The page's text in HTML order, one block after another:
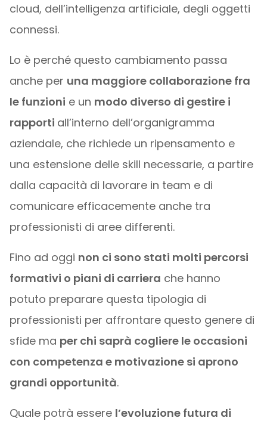
cloud, dell’intelligenza artificiale, degli oggetti
connessi.
Lo è perché questo cambiamento passa
anche per una maggiore collaborazione fra
le funzioni e un modo diverso di gestire i
rapporti all’interno dell’organigramma
aziendale, che richiede un ripensamento e
una estensione delle skill necessarie, a partire
dalla capacità di lavorare in team e di
comunicare efficacemente anche tra
professionisti di aree differenti.
Fino ad oggi non ci sono stati molti percorsi
formativi o piani di carriera che hanno
potuto preparare questa tipologia di
professionisti per affrontare questo genere di
sfide ma per chi saprà cogliere le occasioni
con competenza e motivazione si aprono
grandi opportunità.
Quale potrà essere l’evoluzione futura di